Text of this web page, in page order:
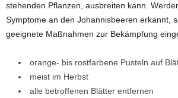
stehenden Pflanzen, ausbreiten kann.
Symptome an den Johannisbeeren erkannt,
geeignete Maßnahmen zur Bekämpfung
orange- bis rostfarbene Pusteln auf
meist im Herbst
alle betroffenen Blätter entfernen